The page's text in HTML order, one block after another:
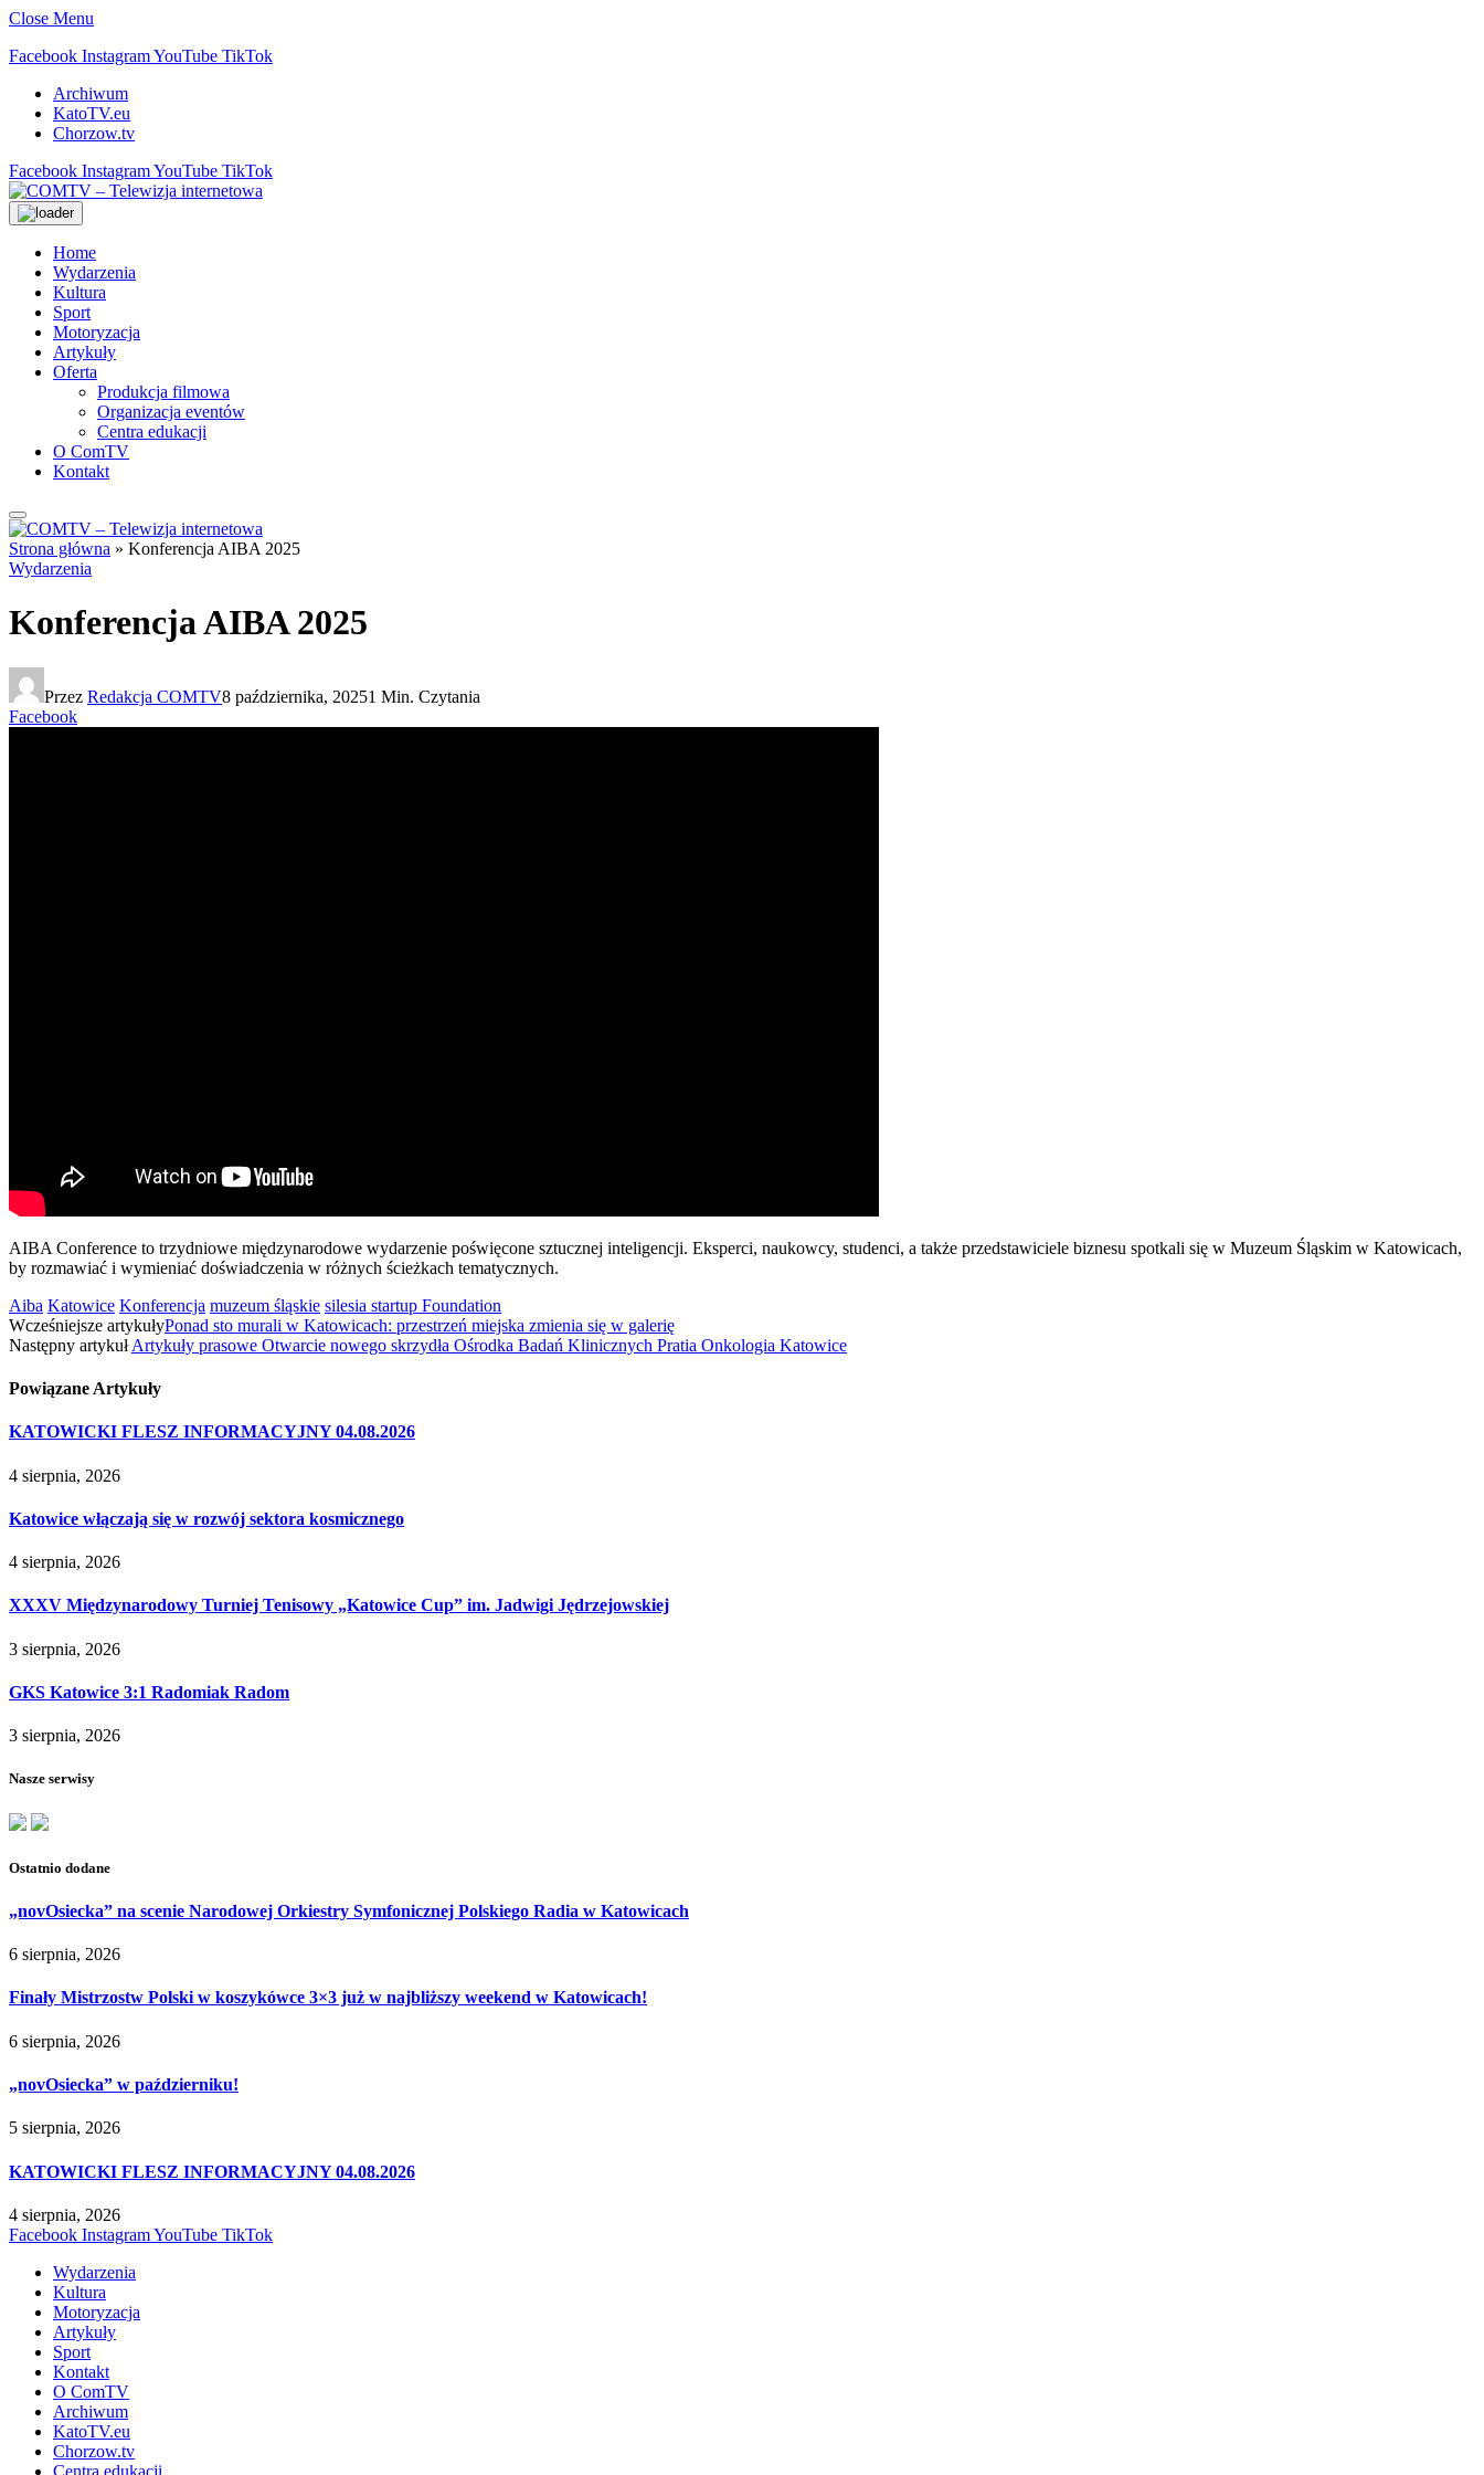
Close Menu
Facebook InstagramYouTube TikTok
Archiwum
KatoTV.eu
Chorzow.tv
Facebook InstagramYouTube TikTok
Home
Wydarzenia
Kultura
Sport
Motoryzacja
Artykuły
Oferta
Produkcja filmowa
Organizacja eventów
Centra edukacji
O ComTV
Kontakt
Strona główna » Konferencja AIBA 2025
Wydarzenia
Konferencja AIBA 2025
Przez Redakcja COMTV8 października, 20251 Min. Czytania
Facebook
AIBA Conference to trzydniowe międzynarodowe wydarzenie poświęcone sztucznej inteligencji. Eksperci, naukowcy, studenci, a także przedstawiciele biznesu spotkali się w Muzeum Śląskim w Katowicach,
by rozmawiać i wymieniać doświadczenia w różnych ścieżkach tematycznych.
Aiba Katowice Konferencja muzeum śląskie silesia startup Foundation
Wcześniejsze artykułyPonad sto murali w Katowicach: przestrzeń miejska zmienia się w galerię
Następny artykułArtykuły prasowe Otwarcie nowego skrzydła Ośrodka Badań Klinicznych Pratia Onkologia Katowice
Powiązane Artykuły
KATOWICKI FLESZ INFORMACYJNY 04.08.2026
4 sierpnia, 2026
Katowice włączają się w rozwój sektora kosmicznego
4 sierpnia, 2026
XXXV Międzynarodowy Turniej Tenisowy „Katowice Cup” im. Jadwigi Jędrzejowskiej
3 sierpnia, 2026
GKS Katowice 3:1 Radomiak Radom
3 sierpnia, 2026
Nasze serwisy
Ostatnio dodane
„novOsiecka” na scenie Narodowej Orkiestry Symfonicznej Polskiego Radia w Katowicach
6 sierpnia, 2026
Finały Mistrzostw Polski w koszykówce 3×3 już w najbliższy weekend w Katowicach!
6 sierpnia, 2026
„novOsiecka” w październiku!
5 sierpnia, 2026
KATOWICKI FLESZ INFORMACYJNY 04.08.2026
4 sierpnia, 2026
Facebook InstagramYouTube TikTok
Wydarzenia
Kultura
Motoryzacja
Artykuły
Sport
Kontakt
O ComTV
Archiwum
KatoTV.eu
Chorzow.tv
Centra edukacji